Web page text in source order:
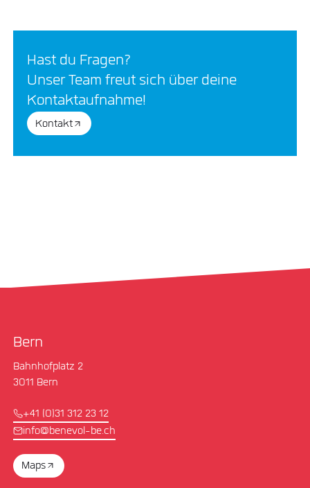
Hast du Fragen?
Unser Team freut sich über deine
Kontaktaufnahme!
Kontakt
Bern
Bahnhofplatz 2
3011 Bern
+41 (0)31 312 23 12
info@benevol-be.ch
Maps